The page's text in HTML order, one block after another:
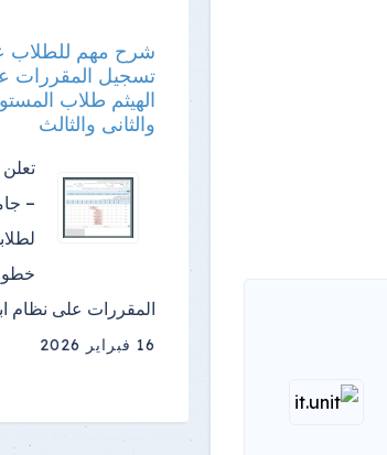
شرح مهم للطلاب
تسجيل المقررات
الهيثم طلاب
والثانى والثالث
تعلن
–
المقررات على نظام
16 فبراير 2026